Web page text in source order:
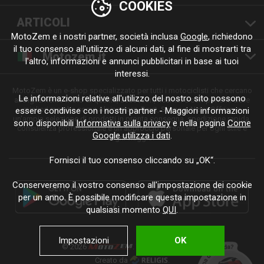
ARTICOLI
Motozem.it
abbigliamento moto di qualità, accessori, ricambi e componenti delle
migliori marche come Alpinestars, Revit, Shima o Nexx. Offriamo
un'ampia selezione di prodotti in pronta consegna, spedizione rapida,
consulenza professionale e un approccio personale per ogni stile e
ogni viaggio.
© 2026
. Tutti i diritti riservati.
Creato da
COOKIES
MotoZem e i nostri partner, società inclusa Google, richiedono
il tuo consenso all'utilizzo di alcuni dati, al fine di mostrarti tra
l'altro, informazioni e annunci pubblicitari in base ai tuoi
interessi.
Le informazioni relative all'utilizzo del nostro sito possono
essere condivise con i nostri partner - Maggiori informazioni
sono disponibili Informativa sulla privacye nella pagina Come
Google utilizza i dati.
Fornisci il tuo consenso cliccando su „OK“.
Conserveremo il vostro consenso all'impostazione dei cookie
per un anno. È possibile modificare questa impostazione in
qualsiasi momentoQUI.
Impostazioni OK